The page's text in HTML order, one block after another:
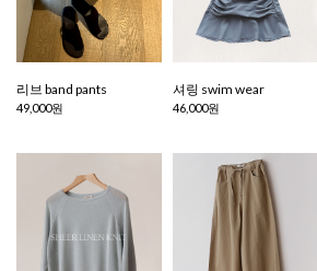
리브 band pants
49,000원
셔링 swim wear
46,000원